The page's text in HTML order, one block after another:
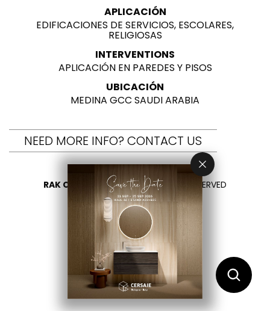
APLICACIÓN
EDIFICACIONES DE SERVICIOS, ESCOLARES,
RELIGIOSAS
INTERVENTIONS
APLICACIÓN EN PAREDES Y PISOS
UBICACIÓN
MEDINA GCC SAUDI ARABIA
NEED MORE INFO? CONTACT US
RAK CERAMICS 2026- ALL RIGHTS RESERVED
PRIVACY
CONTÁCTENOS
SELECCIONA TU PAÍS
ES
EN